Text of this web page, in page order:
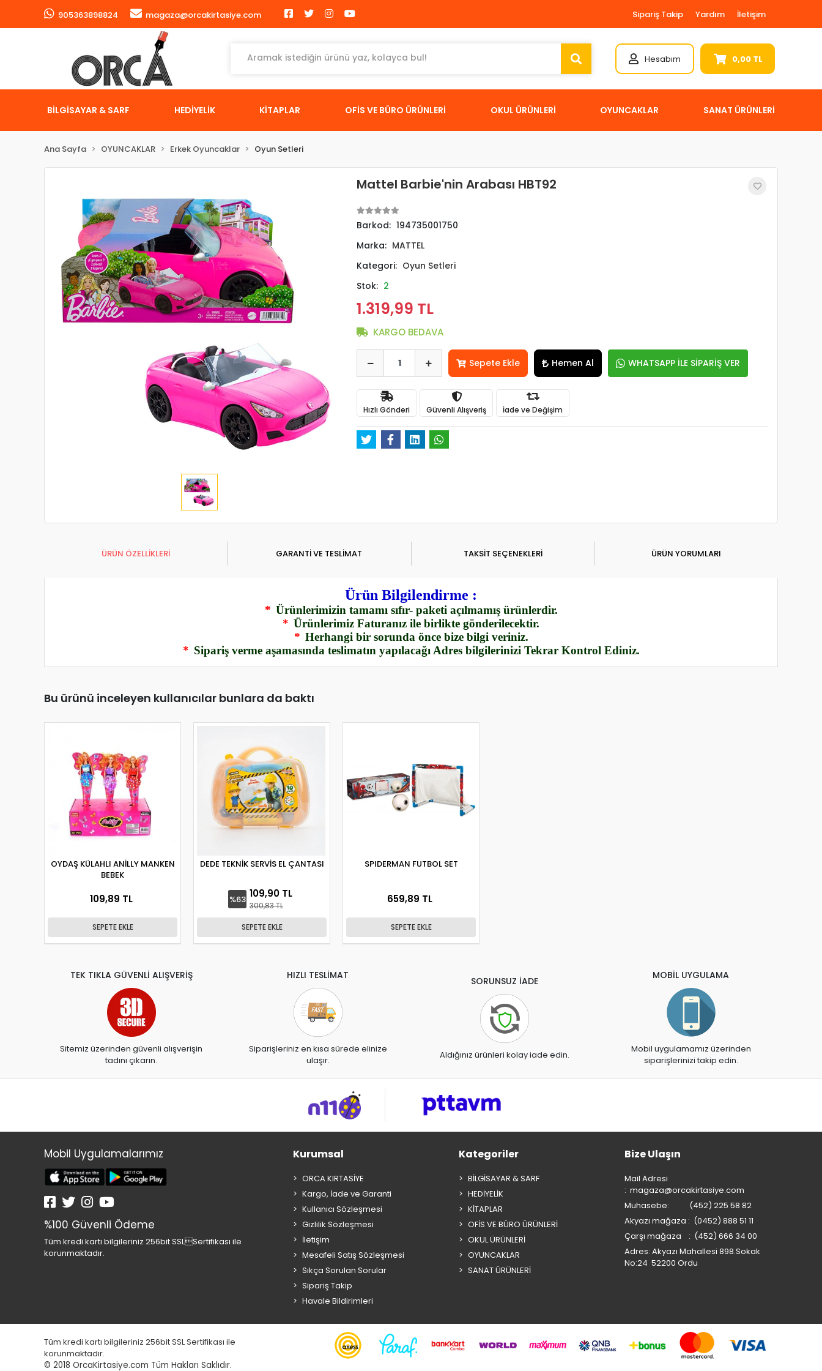
905363898824 magaza@orcakirtasiye.com Sipariş Takip Yardım İletişim
Hesabım 0,00 TL
BİLGİSAYAR & SARF HEDİYELİK KİTAPLAR OFİS VE BÜRO ÜRÜNLERİ OKUL ÜRÜNLERİ OYUNCAKLAR SANAT ÜRÜNLERİ
Ana Sayfa OYUNCAKLAR Erkek Oyuncaklar Oyun Setleri
Mattel Barbie'nin Arabası HBT92
Barkod: 194735001750
Marka: MATTEL
Kategori: Oyun Setleri
Stok: 2
1.319,99 TL
KARGO BEDAVA
Sepete Ekle Hemen Al WHATSAPP İLE SİPARİŞ VER
Hızlı Gönderi Güvenli Alışveriş İade ve Değişim
ÜRÜN ÖZELLİKLERİ GARANTİ VE TESLİMAT TAKSİT SEÇENEKLERİ ÜRÜN YORUMLARI
Ürün Bilgilendirme :
* Ürünlerimizin tamamı sıfır- paketi açılmamış ürünlerdir.
* Ürünlerimiz Faturanız ile birlikte gönderilecektir.
* Herhangi bir sorunda önce bize bilgi veriniz.
* Sipariş verme aşamasında teslimatın yapılacağı Adres bilgilerinizi Tekrar Kontrol Ediniz.
Bu ürünü inceleyen kullanıcılar bunlara da baktı
OYDAŞ KÜLAHLI ANİLLY MANKEN
BEBEK
109,89 TL
SEPETE EKLE
DEDE TEKNİK SERVİS EL ÇANTASI
%63 109,90 TL
300,83 TL
SEPETE EKLE
SPIDERMAN FUTBOL SET
659,89 TL
SEPETE EKLE
TEK TIKLA GÜVENLİ ALIŞVERİŞ
Sitemiz üzerinden güvenli alışverişin
tadını çıkarın.
HIZLI TESLİMAT
Siparişleriniz en kısa sürede elinize
ulaşır.
SORUNSUZ İADE
Aldığınız ürünleri kolay iade edin.
MOBİL UYGULAMA
Mobil uygulamamız üzerinden
siparişlerinizi takip edin.
Mobil Uygulamalarımız
%100 Güvenli Ödeme
Tüm kredi kartı bilgileriniz 256bit SSLSertifikası ile
korunmaktadır.
Kurumsal
ORCA KIRTASİYE
Kargo, İade ve Garanti
Kullanıcı Sözleşmesi
Gizlilik Sözleşmesi
İletişim
Mesafeli Satış Sözleşmesi
Sıkça Sorulan Sorular
Sipariş Takip
Havale Bildirimleri
Kategoriler
BİLGİSAYAR & SARF
HEDİYELİK
KİTAPLAR
OFİS VE BÜRO ÜRÜNLERİ
OKUL ÜRÜNLERİ
OYUNCAKLAR
SANAT ÜRÜNLERİ
Bize Ulaşın
Mail Adresi
: magaza@orcakirtasiye.com
Muhasebe: (452) 225 58 82
Akyazı mağaza : (0452) 888 51 11
Çarşı mağaza : (452) 666 34 00
Adres: Akyazı Mahallesi 898.Sokak
No:24 52200 Ordu
Tüm kredi kartı bilgileriniz 256bit SSL Sertifikası ile
korunmaktadır.
© 2018 OrcaKirtasiye.com Tüm Hakları Saklıdır.